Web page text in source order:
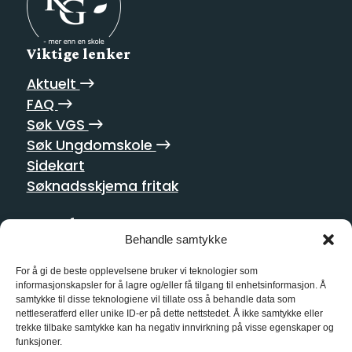
Behandle samtykke
For å gi de beste opplevelsene bruker vi teknologier som
informasjonskapsler for å lagre og/eller få tilgang til enhetsinformasjon. Å
samtykke til disse teknologiene vil tillate oss å behandle data som
nettleseratferd eller unike ID-er på dette nettstedet. Å ikke samtykke eller
trekke tilbake samtykke kan ha negativ innvirkning på visse egenskaper og
funksjoner.
Viktige lenker
Aktuelt
FAQ
Søk VGS
Søk Ungdomskole
Sidekart
Søknadsskjema fritak
Postadresse
0352 Oslo
Kontakt oss
21 55 10 00